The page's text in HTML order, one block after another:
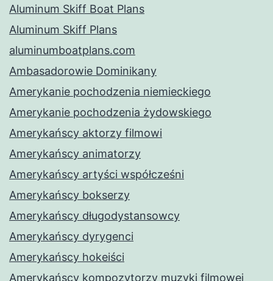
Aluminum Skiff Boat Plans
Aluminum Skiff Plans
aluminumboatplans.com
Ambasadorowie Dominikany
Amerykanie pochodzenia niemieckiego
Amerykanie pochodzenia żydowskiego
Amerykańscy aktorzy filmowi
Amerykańscy animatorzy
Amerykańscy artyści współcześni
Amerykańscy bokserzy
Amerykańscy długodystansowcy
Amerykańscy dyrygenci
Amerykańscy hokeiści
Amerykańscy kompozytorzy muzyki filmowej